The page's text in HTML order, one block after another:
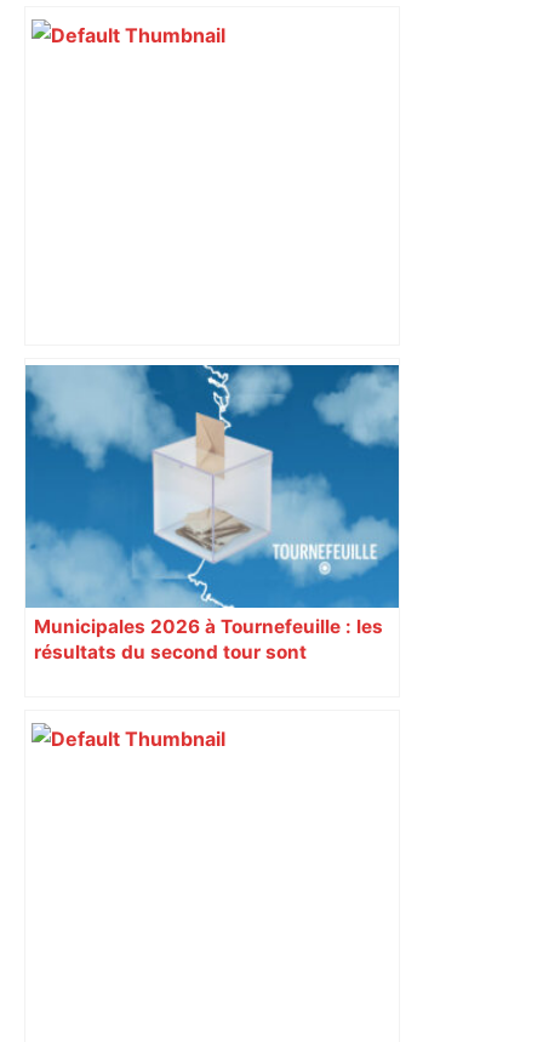
Municipales 2026 : Toulouse va-t-elle
enfin passer à gauche et en finir avec
son « anomalie » ? – L'Humanité
Municipales 2026 à Tournefeuille : les
résultats du second tour sont